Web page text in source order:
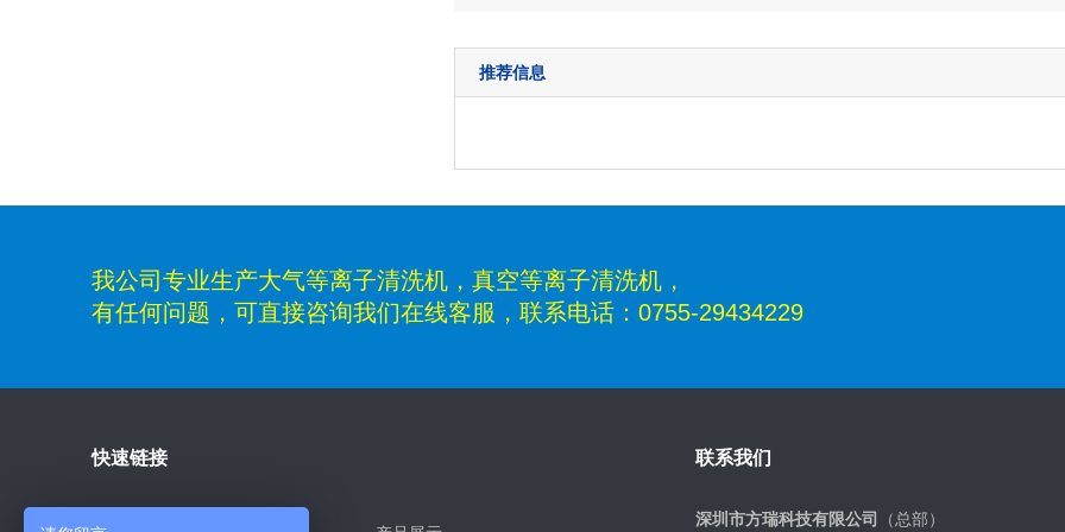
推荐信息
我公司专业生产大气等离子清洗机，真空等离子清洗机，
有任何问题，可直接咨询我们在线客服，联系电话：0755-29434229
快速链接 联系我们
深圳市方瑞科技有限公司
（总部）